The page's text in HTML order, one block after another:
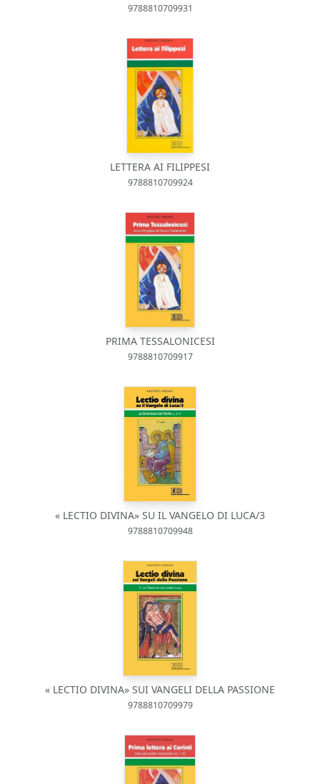
9788810709931
LETTERA AI FILIPPESI
9788810709924
PRIMA TESSALONICESI
9788810709917
« LECTIO DIVINA» SU IL VANGELO DI LUCA/3
9788810709948
« LECTIO DIVINA» SUI VANGELI DELLA PASSIONE
9788810709979